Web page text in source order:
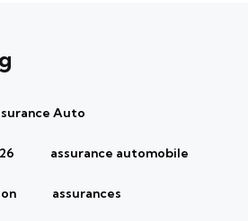
Auto
assurance automobile
assurances